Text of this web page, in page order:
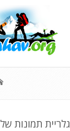
גלריית תמונות